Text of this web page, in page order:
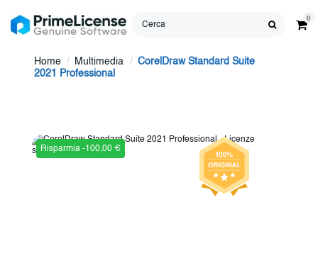
0
Home Multimedia
CorelDraw Standard Suite
2021 Professional
Risparmia -100,00 €